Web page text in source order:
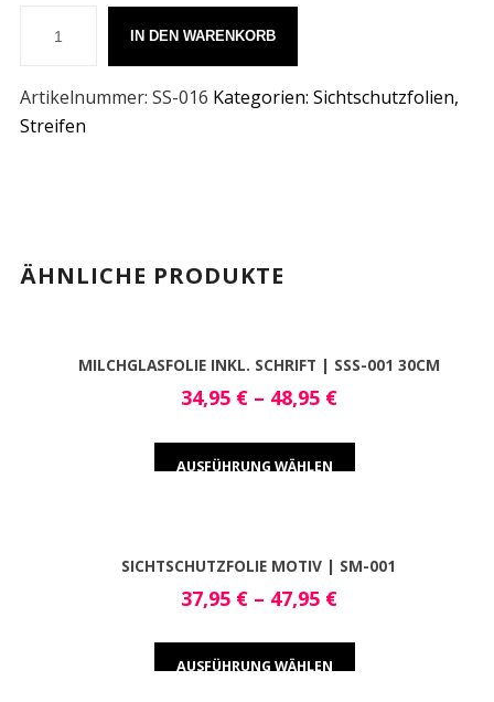
IN DEN WARENKORB
Artikelnummer: SS-016 Kategorien: Sichtschutzfolien,
Streifen
ÄHNLICHE PRODUKTE
MILCHGLASFOLIE INKL. SCHRIFT | SSS-001 30CM
34,95 €– 48,95 €
AUSFÜHRUNG WÄHLEN
SICHTSCHUTZFOLIE MOTIV | SM-001
37,95 €– 47,95 €
AUSFÜHRUNG WÄHLEN